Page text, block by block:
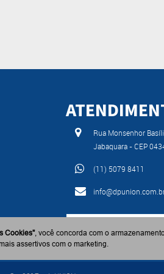
Rua Monsenhor
Jabaquara - CEP
(11) 5079 8411
BAIXE AGORA
Cookies", você concorda com o
assertivos com o marketing.